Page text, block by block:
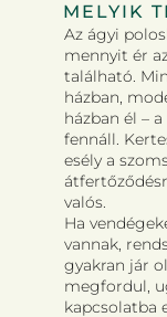
MELYIK
Az ágyi
mennyit ér
található.
házban,
házban él –
fennáll.
esély a
valós.
Ha
vannak,
gyakran jár
megfordul,
kapcsolatba